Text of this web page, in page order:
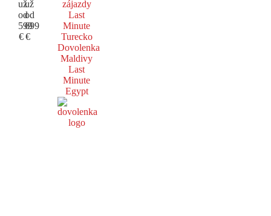
už
od
599
€
už
od
699
€
zájazdy
Last
Minute
Turecko
Dovolenka
Maldivy
Last
Minute
Egypt